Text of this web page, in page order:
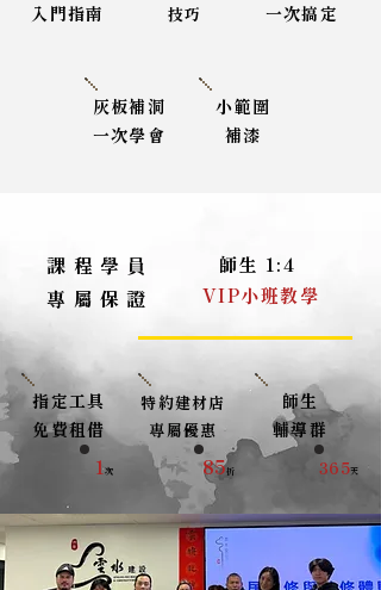
入門指南
技巧
一次搞定
灰板補洞
一次學會
小範圍
補漆
課程學員
專屬保證
師生 1:4
VIP小班教學
指定工具
免費租借
1次
特約建材店
專屬優惠
85折
師生
輔導群
365天